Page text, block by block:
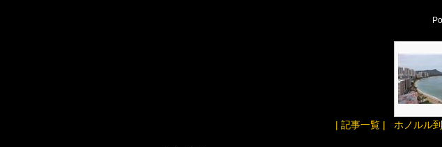
| 記事一覧 | ホノルル